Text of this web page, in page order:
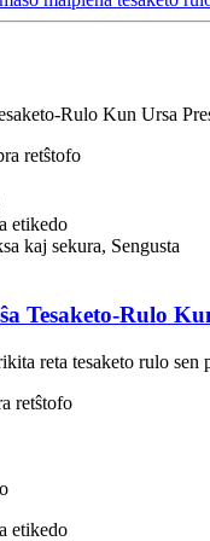
retŝtofo
etikedo
kaj sekura, Sengusta
Tesaketo-Rulo
retŝtofo
etikedo